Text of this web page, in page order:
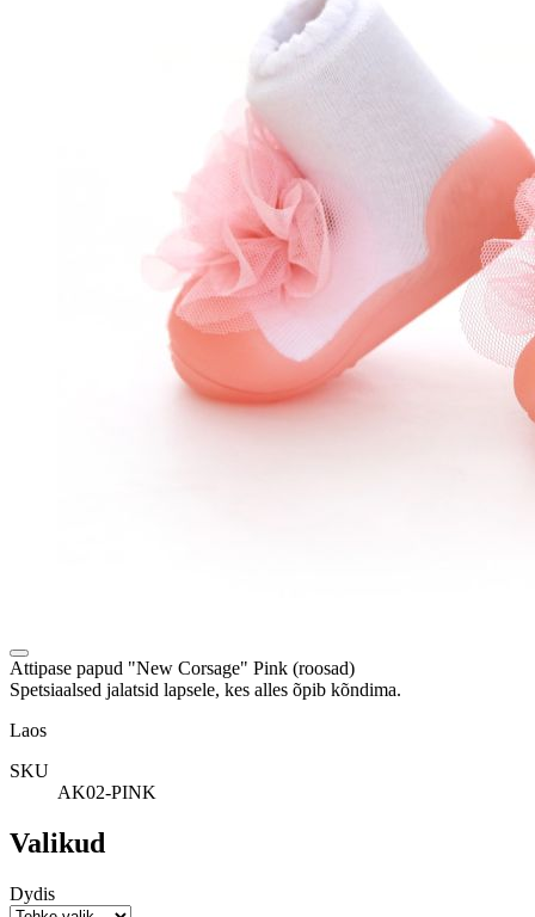
Attipase papud "New Corsage" Pink (roosad)
Spetsiaalsed jalatsid lapsele, kes alles õpib kõndima.
Laos
SKU
AK02-PINK
Valikud
Dydis